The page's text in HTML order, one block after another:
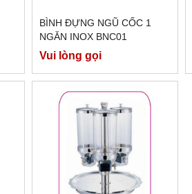
BÌNH ĐỰNG NGŨ CỐC 1
NGĂN INOX BNC01
Vui lòng gọi